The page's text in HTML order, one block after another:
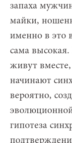
запаха
майки,
именно в это
сама
живут
начинают
вероятно,
гипотеза